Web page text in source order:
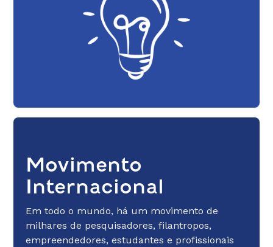
Movimento
Internacional
Em todo o mundo, há um movimento de
milhares de pesquisadores, filantropos,
empreendedores, estudantes e profissionais